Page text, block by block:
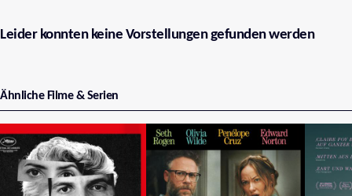
Leider konnten keine Vorstellungen gefunden werden
Ähnliche Filme & Serien